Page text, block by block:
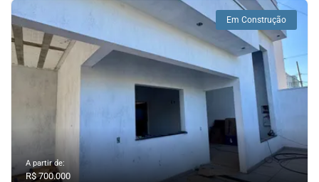
Em Construção
A partir de:
R$ 700.000